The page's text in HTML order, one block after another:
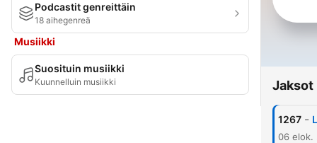
Podcastit genreittäin
18 aihegenreä
Musiikki
Suosituin musiikki
Kuunnelluin musiikki Jaksot
1267 -
06 elok.